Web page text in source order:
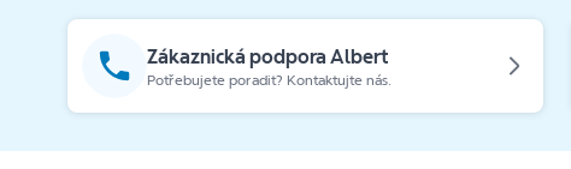
Zákaznická podpora Albert
Potřebujete poradit? Kontaktujte nás.